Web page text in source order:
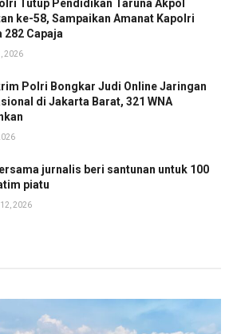
Tutup Pendidikan Taruna Akpol
ke-58, Sampaikan Amanat Kapolri
282 Capaja
2026
Polri Bongkar Judi Online Jaringan
di Jakarta Barat, 321 WNA
jurnalis beri santunan untuk 100
piatu
12, 2026